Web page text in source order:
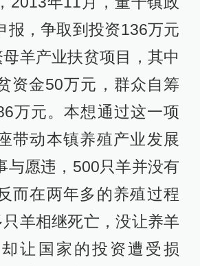
报，争取到投资136万元
羊产业扶贫项目，其中
资金50万元，群众自筹
万元。本想通过这一项
带动本镇养殖产业发展
与愿违，500只羊并没有
而在两年多的养殖过程
羊相继死亡，没让养羊
让国家的投资遭受损